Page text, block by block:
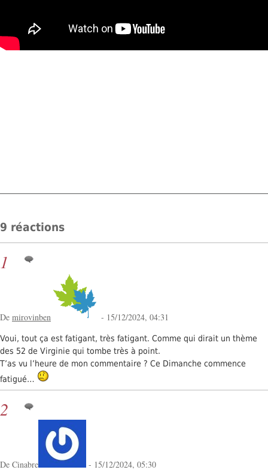
9 réactions
1
De mirovinben - 15/12/2024, 04:31
Voui, tout ça est fatigant, très fatigant. Comme qui dirait un thème
des 52 de Virginie qui tombe très à point.
T’as vu l’heure de mon commentaire ? Ce Dimanche commence
fatigué…
2
De Cinabre - 15/12/2024, 05:30